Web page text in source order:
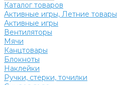
Каталог товаров
Активные игры, Летние товары
Активные игры
Вентиляторы
Мячи
Канцтовары
Блокноты
Наклейки
Ручки, стерки, точилки